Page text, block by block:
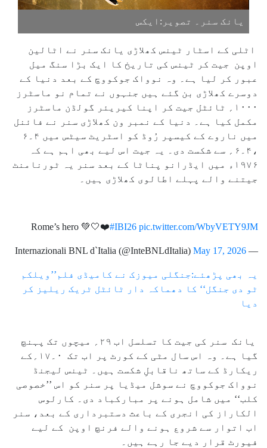
یانک سنر۔ تصویر:ایکس
اٹلی کے اسٹار ٹینس کھلاڑی یانک سنر نے اٹالین
اوپن جیت کر ٹینس کی تاریخ کا ایک بڑا سنگ میل
عبور کر لیا ہے۔ وہ نوواک جوکووچ کے بعد دنیا کے
دوسرے کھلاڑی بن گئے ہیں جنہوں نے تمام نو ماسٹرز
۱۰۰۰؍ ٹائٹل جیت کر اپنا کیریئر گولڈن ماسٹرز
مکمل کیا ہے۔ دنیا کے نمبر ون کھلاڑی سنر نے فائنل
میں ناروے کے کیسپر رُوڈ کو اسٹریٹ سیٹس میں ۴۔۶
،۴۔۶؍ سے شکست دی۔ یہ جیت اس لیے بھی اہم ہے کہ
۱۹۷۶ء میں ایڈرانو پناٹا کے بعد سنر یہ ٹورنامنٹ
جیتنے والے پہلے اطالوی کھلاڑی ہیں۔
Rome’s hero 💚🤍❤️#IBI26 pic.twitter.com/WbyVETY9JM
— Internazionali BNL d`Italia (@InteBNLdItalia)
May 17, 2026
یہ بھی پڑھئے:جنگلی میوزک نے کامیڈی فلم’’ویلکم
ٹو دی جنگل‘‘ کا دھماکہ دار ٹائٹل ٹریک ریلیز کر
دیا
یانک سنر کی جیت کا تسلسل اب ۲۹؍ میچوں تک پہنچ
گیا ہے۔ وہ اس سال مٹی کے کورٹ پر اب تک ۰۔۱۷؍کے
ریکارڈ کے ساتھ ناقابلِ شکست ہیں۔ ٹینس لیجنڈ
نوواک جوکووچ نے سوشل میڈیا پر سنر کو اس ’’خصوصی
کلب‘‘ میں شامل ہونے پر مبارکباد دی۔ کارلوس
الکاراز کی انجری کے باعث دستبرداری کے بعد، سنر
اب اتوار سے شروع ہونے والے فرنچ اوپن کے لیے
فیورٹ قرار دیے جا رہے ہیں۔